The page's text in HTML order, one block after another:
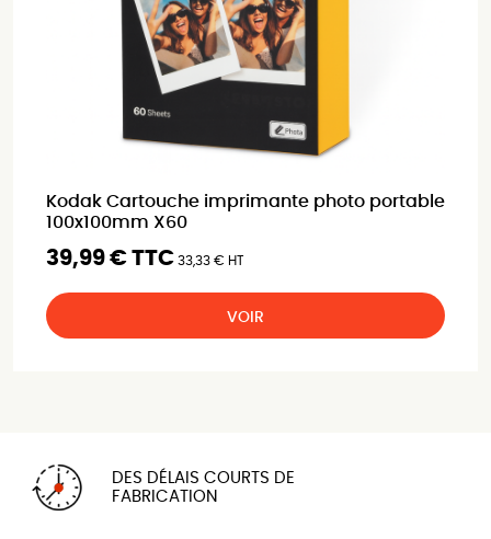
Kodak Cartouche imprimante photo portable
100x100mm X60
39,99 € TTC 33,33 € HT
VOIR
DES DÉLAIS COURTS DE
FABRICATION